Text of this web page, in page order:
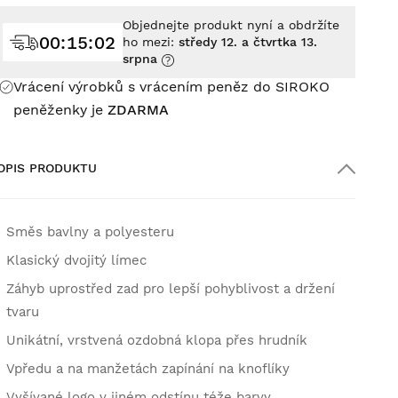
Vrácení výrobků s vrácením peněz do SIROKO
peněženky jeZDARMA
00:15:00
Objednejte produkt nyní a obdržíte
ho mezi:středy 12. a čtvrtka 13.
srpna
PRODUKTU
Směs bavlny a polyesteru
Klasický dvojitý límec
Záhyb uprostřed zad pro lepší pohyblivost a držení
tvaru
Unikátní, vrstvená ozdobná klopa přes hrudník
Vpředu a na manžetách zapínání na knoflíky